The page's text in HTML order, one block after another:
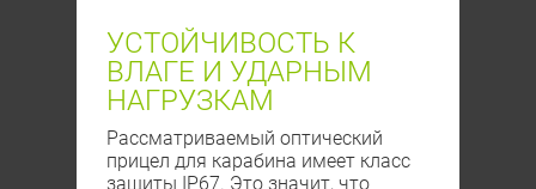
УСТОЙЧИВОСТЬ К
ВЛАГЕ И УДАРНЫМ
НАГРУЗКАМ
Рассматриваемый оптический
прицел для карабина имеет класс
защиты IP67. Это значит, что